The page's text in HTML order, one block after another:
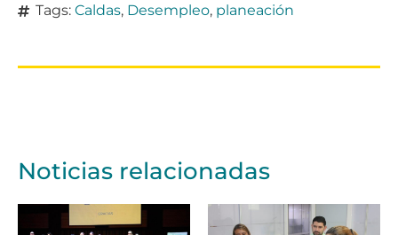
Tags: Caldas, Desempleo, planeación
Noticias relacionadas